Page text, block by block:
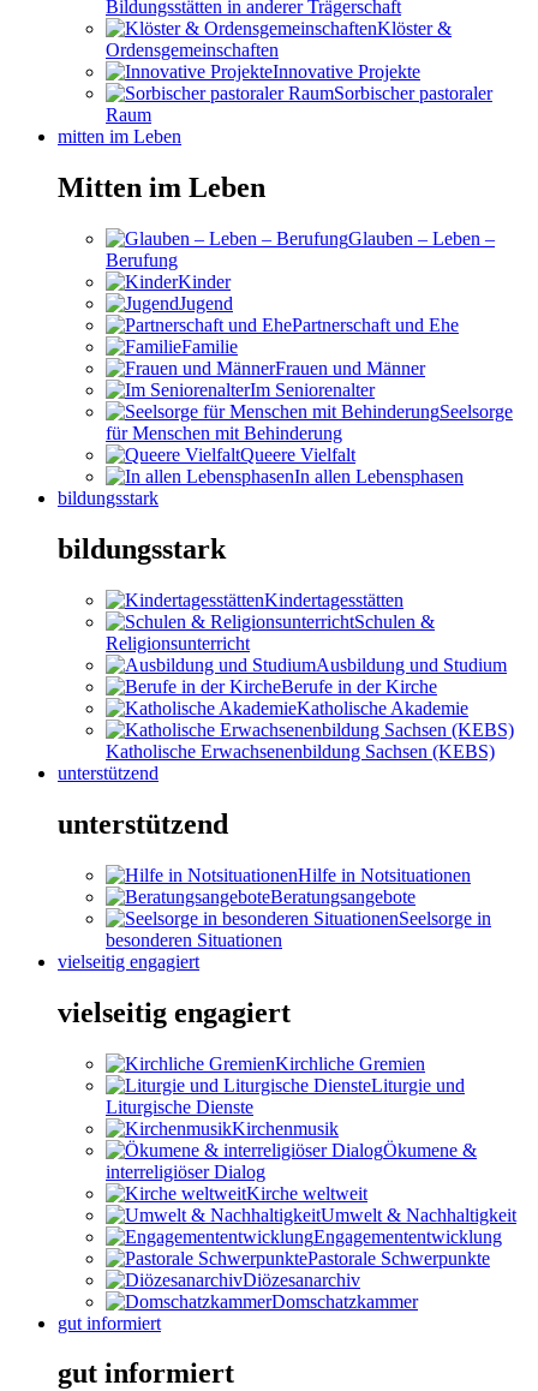
Bildungsstätten in anderer Trägerschaft
Klöster &
Ordensgemeinschaften
Innovative Projekte
Sorbischer pastoraler
Raum
mitten im Leben
Mitten im Leben
Glauben – Leben –
Berufung
Kinder
Jugend
Partnerschaft und Ehe
Familie
Frauen und Männer
Im Seniorenalter
Seelsorge
für Menschen mit Behinderung
Queere Vielfalt
In allen Lebensphasen
bildungsstark
bildungsstark
Kindertagesstätten
Schulen &
Religionsunterricht
Ausbildung und Studium
Berufe in der Kirche
Katholische Akademie
Katholische Erwachsenenbildung Sachsen (KEBS)
unterstützend
unterstützend
Hilfe in Notsituationen
Beratungsangebote
Seelsorge in
besonderen Situationen
vielseitig engagiert
vielseitig engagiert
Kirchliche Gremien
Liturgie und
Liturgische Dienste
Kirchenmusik
Ökumene &
interreligiöser Dialog
Kirche weltweit
Umwelt & Nachhaltigkeit
Engagemententwicklung
Pastorale Schwerpunkte
Diözesanarchiv
Domschatzkammer
gut informiert
gut informiert